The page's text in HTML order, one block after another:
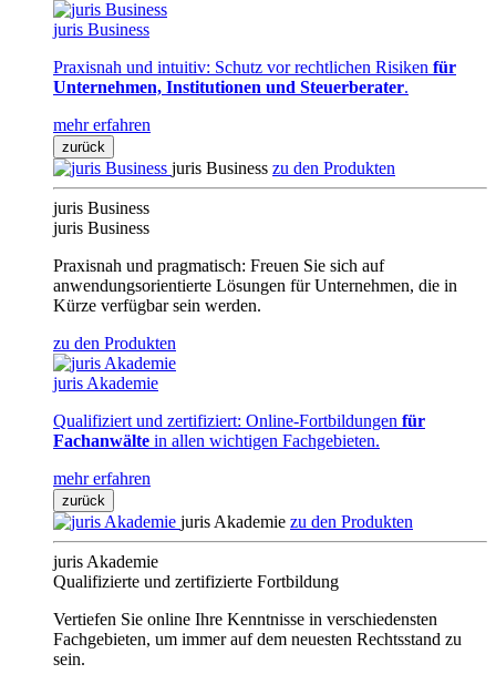
juris Business
Praxisnah und intuitiv: Schutz vor rechtlichen Risiken für
Unternehmen, Institutionen und Steuerberater.
mehr erfahren
zurück
juris Business zu den Produkten
juris Business
juris Business
Praxisnah und pragmatisch: Freuen Sie sich auf
anwendungsorientierte Lösungen für Unternehmen, die in
Kürze verfügbar sein werden.
zu den Produkten
juris Akademie
Qualifiziert und zertifiziert: Online-Fortbildungen für
Fachanwälte in allen wichtigen Fachgebieten.
mehr erfahren
zurück
juris Akademie zu den Produkten
juris Akademie
Qualifizierte und zertifizierte Fortbildung
Vertiefen Sie online Ihre Kenntnisse in verschiedensten
Fachgebieten, um immer auf dem neuesten Rechtsstand zu
sein.